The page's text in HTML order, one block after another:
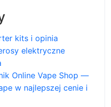
kits i opinia
elektryczne
Online Vape Shop —
w najlepszej cenie i